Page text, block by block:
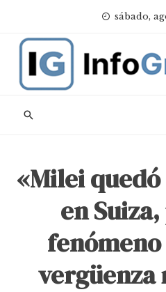
content
sábado,
«Milei
en
vergüenza